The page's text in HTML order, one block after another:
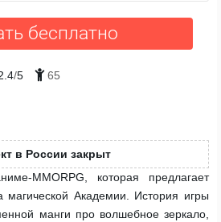
бесплатно
/5 65
в России закрыт
MMORPG, которая предлагает
магической Академии. История игры
манги про волшебное зеркало,